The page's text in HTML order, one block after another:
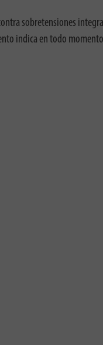
sobretensiones
indica en todo